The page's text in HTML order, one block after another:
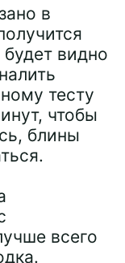
в
видно
тесту
чтобы
блины
всего